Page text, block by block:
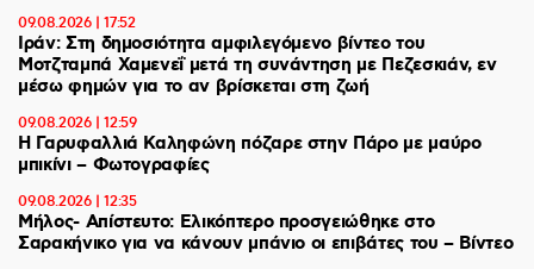
09.08.2026 | 17:52
Ιράν: Στη δημοσιότητα αμφιλεγόμενο βίντεο του
Μοτζταμπά Χαμενεΐ μετά τη συνάντηση με Πεζεσκιάν, εν
μέσω φημών για το αν βρίσκεται στη ζωή
09.08.2026 | 12:59
Η Γαρυφαλλιά Καληφώνη πόζαρε στην Πάρο με μαύρο
μπικίνι – Φωτογραφίες
09.08.2026 | 12:35
Μήλος- Απίστευτο: Ελικόπτερο προσγειώθηκε στο
Σαρακήνικο για να κάνουν μπάνιο οι επιβάτες του – Βίντεο